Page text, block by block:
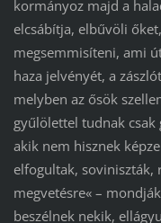
kormányoz majd a
elcsábítja, elbűvöli
megsemmisíteni, ami
haza jelvényét, a
melyben az ősök
gyűlölettel tudnak
akik nem hisznek
elfogultak, soviniszták,
megvetésre« –
beszélnek nekik,